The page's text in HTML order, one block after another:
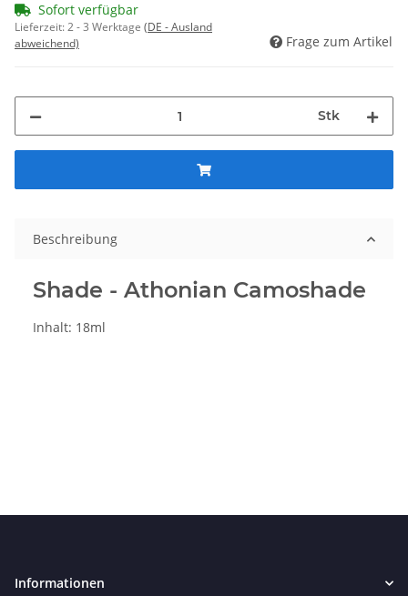
Sofort verfügbar
Lieferzeit:2 - 3 Werktage (DE - Ausland
abweichend)
Frage zum Artikel
Stk
Beschreibung
Shade - Athonian Camoshade
Inhalt: 18ml
Informationen